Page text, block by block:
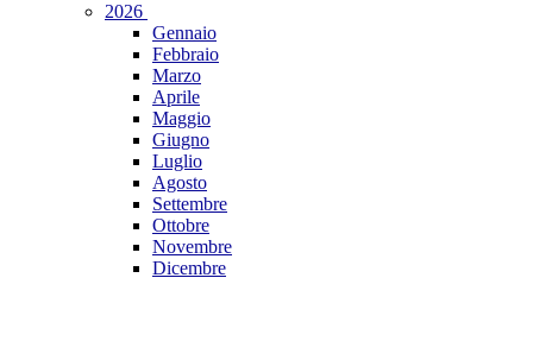
2026
Gennaio
Febbraio
Marzo
Aprile
Maggio
Giugno
Luglio
Agosto
Settembre
Ottobre
Novembre
Dicembre